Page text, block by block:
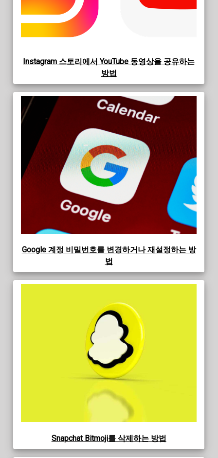
Instagram 스토리에서 YouTube 동영상을 공유하는
방법
Google 계정 비밀번호를 변경하거나 재설정하는 방
법
Snapchat Bitmoji를 삭제하는 방법